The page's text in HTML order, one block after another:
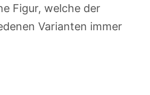
Figur, welche der
Varianten immer